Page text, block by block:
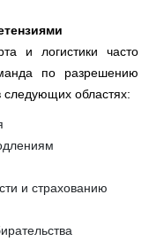
и логистики часто
по разрешению
следующих областях:
и страхованию